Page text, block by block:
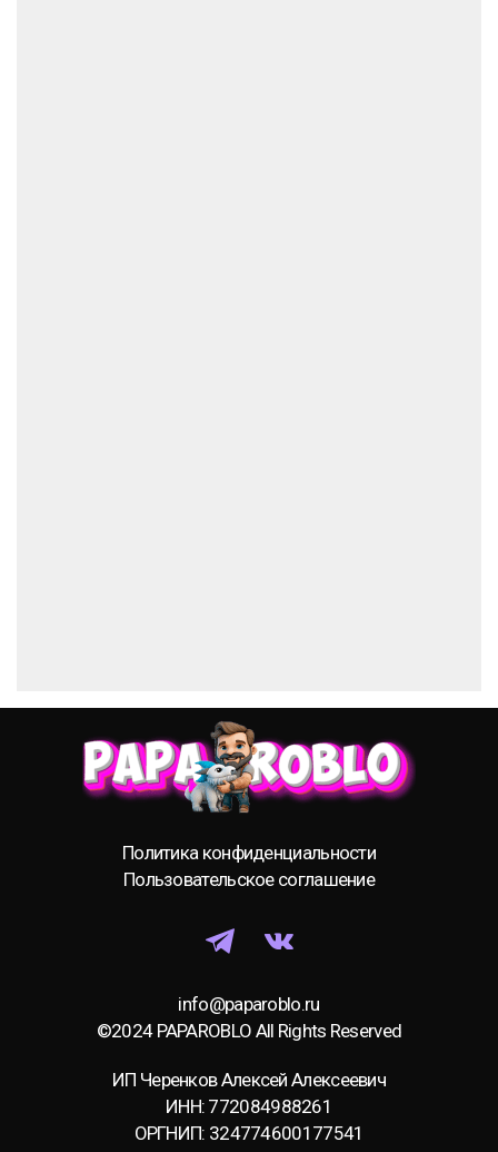
Политика конфиденциальности
Пользовательское соглашение
info@paparoblo.ru
©2024 PAPAROBLO All Rights Reserved
ИП Черенков Алексей Алексеевич
ИНН: 772084988261
ОРГНИП: 324774600177541